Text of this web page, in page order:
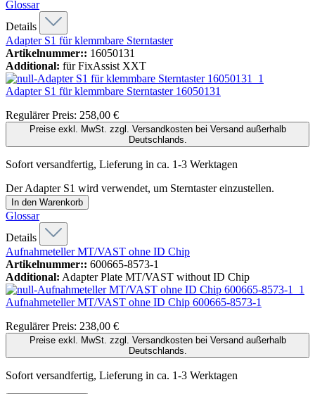
Glossar
Details
Adapter S1 für klemmbare Sterntaster
Artikelnummer:: 16050131
Additional: für FixAssist XXT
Adapter S1 für klemmbare Sterntaster 16050131
Regulärer Preis: 258,00 €
Preise exkl. MwSt. zzgl. Versandkosten bei Versand außerhalb
Deutschlands.
Sofort versandfertig, Lieferung in ca. 1-3 Werktagen
Der Adapter S1 wird verwendet, um Sterntaster einzustellen.
In den Warenkorb
Glossar
Details
Aufnahmeteller MT/VAST ohne ID Chip
Artikelnummer:: 600665-8573-1
Additional: Adapter Plate MT/VAST without ID Chip
Aufnahmeteller MT/VAST ohne ID Chip 600665-8573-1
Regulärer Preis: 238,00 €
Preise exkl. MwSt. zzgl. Versandkosten bei Versand außerhalb
Deutschlands.
Sofort versandfertig, Lieferung in ca. 1-3 Werktagen